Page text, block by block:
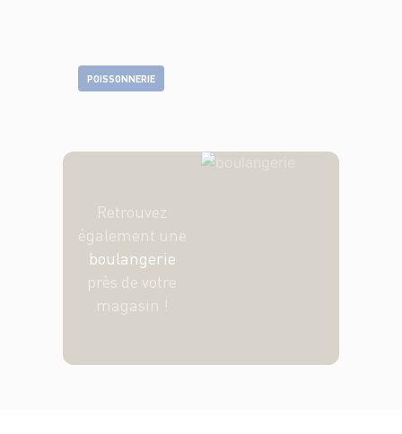
POISSONNERIE
Retrouvez
également une
boulangerie
près de votre
magasin !